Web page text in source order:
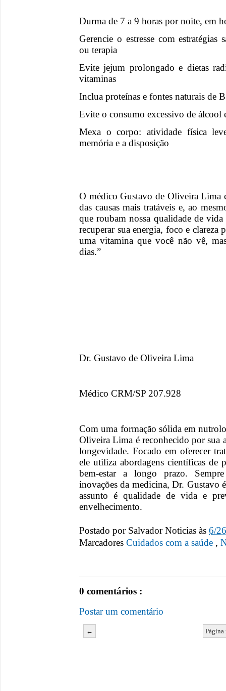
Durma de 7 a 9 horas por noite, em
Gerencie o estresse com estratégias
ou terapia
Evite jejum prolongado e dietas
vitaminas
Inclua proteínas e fontes naturais de
Evite o consumo excessivo de álcool
Mexa o corpo: atividade física
memória e a disposição
O médico Gustavo de Oliveira Lima
das causas mais tratáveis e, ao
que roubam nossa qualidade de
recuperar sua energia, foco e clareza
uma vitamina que você não vê,
dias.”
Dr. Gustavo de Oliveira Lima
Médico CRM/SP 207.928
Com uma formação sólida em
Oliveira Lima é reconhecido por sua
longevidade. Focado em oferecer
ele utiliza abordagens científicas de
bem-estar a longo prazo.
inovações da medicina, Dr. Gustavo
assunto é qualidade de vida e
envelhecimento.
Postado por Salvador Noticias às 6/
Marcadores Cuidados com a saúde ,
0 comentários :
Postar um comentário
←